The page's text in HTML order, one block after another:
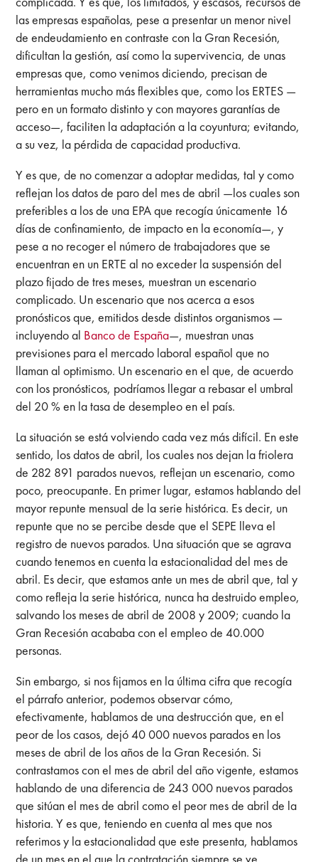
las empresas españolas, pese a presentar un menor nivel
de endeudamiento en contraste con la Gran Recesión,
dificultan la gestión, así como la supervivencia, de unas
empresas que, como venimos diciendo, precisan de
herramientas mucho más flexibles que, como los ERTES —
pero en un formato distinto y con mayores garantías de
acceso—, faciliten la adaptación a la coyuntura; evitando,
a su vez, la pérdida de capacidad productiva.
Y es que, de no comenzar a adoptar medidas, tal y como
reflejan los datos de paro del mes de abril —los cuales son
preferibles a los de una EPA que recogía únicamente 16
días de confinamiento, de impacto en la economía—, y
pese a no recoger el número de trabajadores que se
encuentran en un ERTE al no exceder la suspensión del
plazo fijado de tres meses, muestran un escenario
complicado. Un escenario que nos acerca a esos
pronósticos que, emitidos desde distintos organismos —
incluyendo al Banco de España—, muestran unas
previsiones para el mercado laboral español que no
llaman al optimismo. Un escenario en el que, de acuerdo
con los pronósticos, podríamos llegar a rebasar el umbral
del 20 % en la tasa de desempleo en el país.
La situación se está volviendo cada vez más difícil. En este
sentido, los datos de abril, los cuales nos dejan la friolera
de 282 891 parados nuevos, reflejan un escenario, como
poco, preocupante. En primer lugar, estamos hablando del
mayor repunte mensual de la serie histórica. Es decir, un
repunte que no se percibe desde que el SEPE lleva el
registro de nuevos parados. Una situación que se agrava
cuando tenemos en cuenta la estacionalidad del mes de
abril. Es decir, que estamos ante un mes de abril que, tal y
como refleja la serie histórica, nunca ha destruido empleo,
salvando los meses de abril de 2008 y 2009; cuando la
Gran Recesión acababa con el empleo de 40.000
personas.
Sin embargo, si nos fijamos en la última cifra que recogía
el párrafo anterior, podemos observar cómo,
efectivamente, hablamos de una destrucción que, en el
peor de los casos, dejó 40 000 nuevos parados en los
meses de abril de los años de la Gran Recesión. Si
contrastamos con el mes de abril del año vigente, estamos
hablando de una diferencia de 243 000 nuevos parados
que sitúan el mes de abril como el peor mes de abril de la
historia. Y es que, teniendo en cuenta al mes que nos
referimos y la estacionalidad que este presenta, hablamos
de un mes en el que la contratación siempre se ve